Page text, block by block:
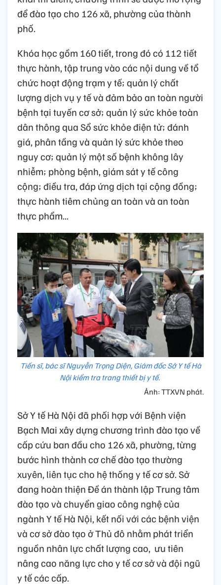
để đào tạo cho 126 xã, phường của thành
phố.
Khóa học gồm 160 tiết, trong đó có 112 tiết
thực hành, tập trung vào các nội dung về tổ
chức hoạt động trạm y tế; quản lý chất
lượng dịch vụ y tế và đảm bảo an toàn người
bệnh tại tuyến cơ sở; quản lý sức khỏe toàn
dân thông qua Sổ sức khỏe điện tử; đánh
giá, phân tầng và quản lý sức khỏe theo
nguy cơ; quản lý một số bệnh không lây
nhiễm; phòng bệnh, giám sát y tế công
cộng; điều tra, đáp ứng dịch tại cộng đồng;
thực hành tiêm chủng an toàn và an toàn
thực phẩm...
Tiến sĩ, bác sĩ Nguyễn Trọng Diện, Giám đốc Sở Y tế Hà
Nội kiểm tra trang thiết bị y tế.
Ảnh: TTXVN phát.
Sở Y tế Hà Nội đã phối hợp với Bệnh viện
Bạch Mai xây dựng chương trình đào tạo về
cấp cứu ban đầu cho 126 xã, phường, từng
bước hình thành cơ chế đào tạo thường
xuyên, liên tục cho hệ thống y tế cơ sở. Sở
đang hoàn thiện Đề án thành lập Trung tâm
đào tạo và chuyển giao công nghệ của
ngành Y tế Hà Nội, kết nối với các bệnh viện
và cơ sở đào tạo ở Thủ đô nhằm phát triển
nguồn nhân lực chất lượng cao, ưu tiên
nâng cao năng lực cho y tế cơ sở và đội ngũ
y tế các cấp.